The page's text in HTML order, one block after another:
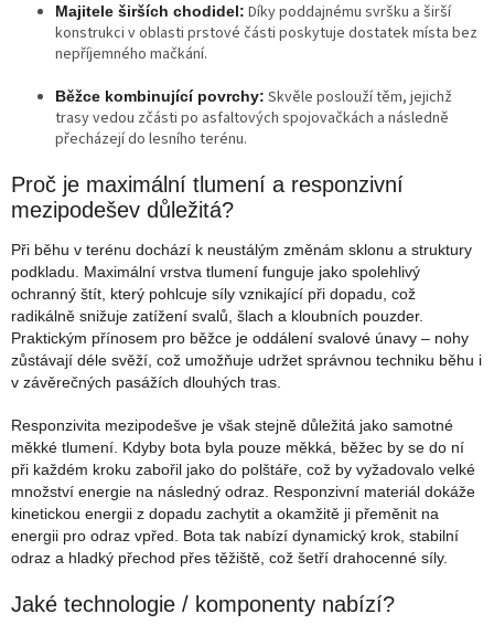
Majitele širších chodidel: Díky poddajnému svršku a širší
konstrukci v oblasti prstové části poskytuje dostatek místa bez
nepříjemného mačkání.
Běžce kombinující povrchy: Skvěle poslouží těm, jejichž
trasy vedou zčásti po asfaltových spojovačkách a následně
přecházejí do lesního terénu.
Proč je maximální tlumení a responzivní
mezipodešev důležitá?
Při běhu v terénu dochází k neustálým změnám sklonu a struktury
podkladu. Maximální vrstva tlumení funguje jako spolehlivý
ochranný štít, který pohlcuje síly vznikající při dopadu, což
radikálně snižuje zatížení svalů, šlach a kloubních pouzder.
Praktickým přínosem pro běžce je oddálení svalové únavy – nohy
zůstávají déle svěží, což umožňuje udržet správnou techniku běhu i
v závěrečných pasážích dlouhých tras.
Responzivita mezipodešve je však stejně důležitá jako samotné
měkké tlumení. Kdyby bota byla pouze měkká, běžec by se do ní
při každém kroku zabořil jako do polštáře, což by vyžadovalo velké
množství energie na následný odraz. Responzivní materiál dokáže
kinetickou energii z dopadu zachytit a okamžitě ji přeměnit na
energii pro odraz vpřed. Bota tak nabízí dynamický krok, stabilní
odraz a hladký přechod přes těžiště, což šetří drahocenné síly.
Jaké technologie / komponenty nabízí?